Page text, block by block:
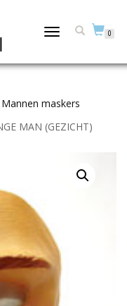
TOGGLE
0
Mannen maskers
MAN (GEZICHT)